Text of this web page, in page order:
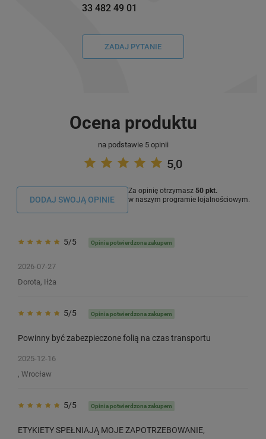
33 482 49 01
ZADAJ PYTANIE
Ocena produktu
na podstawie 5 opinii
5,0
DODAJ SWOJĄ OPINIE
Za opinię otrzymasz 50 pkt.
w naszym programie lojalnościowym.
5/5 Opinia potwierdzona zakupem
2026-07-27
Dorota, Iłża
5/5 Opinia potwierdzona zakupem
Powinny być zabezpieczone folią na czas transportu
2025-12-16
, Wrocław
5/5 Opinia potwierdzona zakupem
ETYKIETY SPEŁNIAJĄ MOJE ZAPOTRZEBOWANIE,